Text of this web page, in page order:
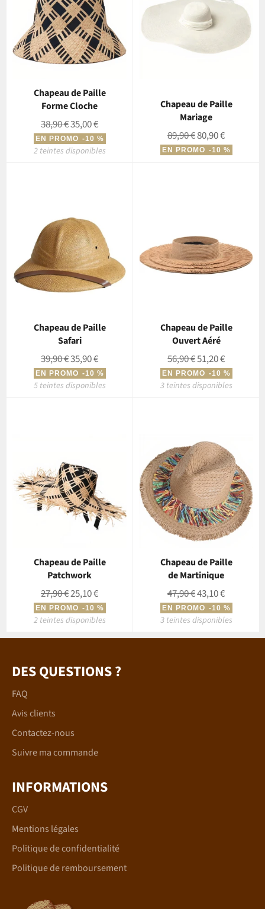
Chapeau de Paille
Forme Cloche
Prix
régulier
38,90 €Prix
réduit
35,00 €
EN PROMO -10 %
2 teintes disponibles
Chapeau de Paille
Mariage
Prix
régulier
89,90 €Prix
réduit
80,90 €
EN PROMO -10 %
Chapeau de Paille
Safari
Prix
régulier
39,90 €Prix
réduit
35,90 €
EN PROMO -10 %
5 teintes disponibles
Chapeau de Paille
Ouvert Aéré
Prix
régulier
56,90 €Prix
réduit
51,20 €
EN PROMO -10 %
3 teintes disponibles
Chapeau de Paille
Patchwork
Prix
régulier
27,90 €Prix
réduit
25,10 €
EN PROMO -10 %
2 teintes disponibles
Chapeau de Paille
de Martinique
Prix
régulier
47,90 €Prix
réduit
43,10 €
EN PROMO -10 %
3 teintes disponibles
DES QUESTIONS ?
FAQ
Avis clients
Contactez-nous
Suivre ma commande
INFORMATIONS
CGV
Mentions légales
Politique de confidentialité
Politique de remboursement